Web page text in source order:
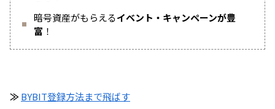
暗号資産がもらえるイベント・キャンペーンが豊
富 ！
≫BYBIT登録方法まで飛ばす